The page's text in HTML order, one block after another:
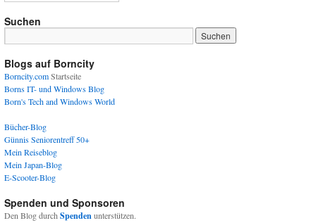
Suchen
Blogs auf Borncity
Borncity.comStartseite
Borns IT- und Windows Blog
Born's Tech and Windows World
Bücher-Blog
Günnis Seniorentreff 50+
Mein Reiseblog
Mein Japan-Blog
E-Scooter-Blog
Spenden und Sponsoren
Den Blog durchSpendenunterstützen.